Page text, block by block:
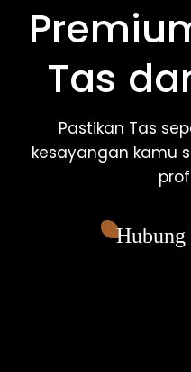
Tas
Pastikan Tas
kesayangan kamu
Hubung